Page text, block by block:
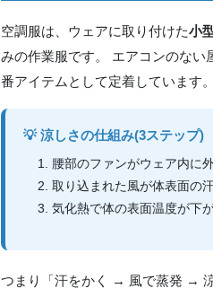
空調服は、ウェアに取り付けた小
みの作業服です。 エアコンのない
番アイテムとして定着しています。
💡 涼しさの仕組み(3ステップ)
腰部のファンがウェア内に
取り込まれた風が体表面の
気化熱で体の表面温度が下
つまり「汗をかく → 風で蒸発 →